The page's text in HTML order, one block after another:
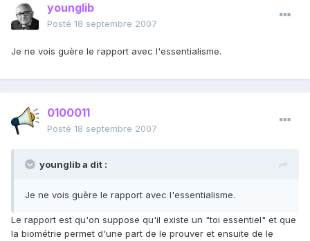
younglib
Posté 18 septembre 2007
Je ne vois guère le rapport avec l'essentialisme.
0100011
Posté 18 septembre 2007
younglib a dit :
Je ne vois guère le rapport avec l'essentialisme.
Le rapport est qu'on suppose qu'il existe un "toi essentiel" et que
la biométrie permet d'une part de le prouver et ensuite de le